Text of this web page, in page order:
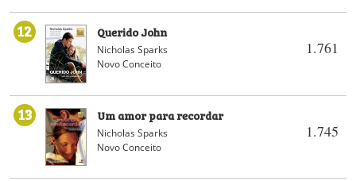
12
1.761
Querido John
Nicholas Sparks
Novo Conceito
13
1.745
Um amor para recordar
Nicholas Sparks
Novo Conceito